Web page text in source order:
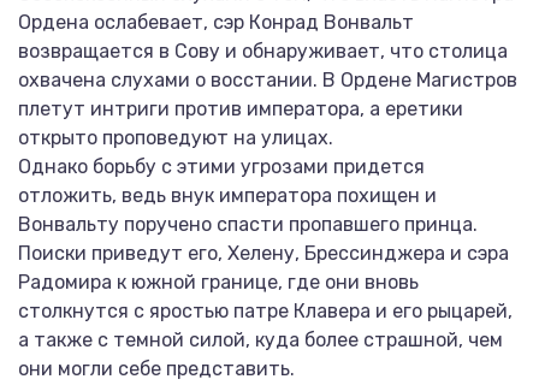
Ордена ослабевает, сэр Конрад Вонвальт
возвращается в Сову и обнаруживает, что столица
охвачена слухами о восстании. В Ордене Магистров
плетут интриги против императора, а еретики
открыто проповедуют на улицах.
Однако борьбу с этими угрозами придется
отложить, ведь внук императора похищен и
Вонвальту поручено спасти пропавшего принца.
Поиски приведут его, Хелену, Брессинджера и сэра
Радомира к южной границе, где они вновь
столкнутся с яростью патре Клавера и его рыцарей,
а также с темной силой, куда более страшной, чем
они могли себе представить.